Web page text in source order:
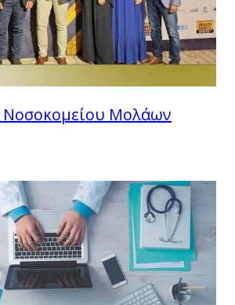
Μολάων